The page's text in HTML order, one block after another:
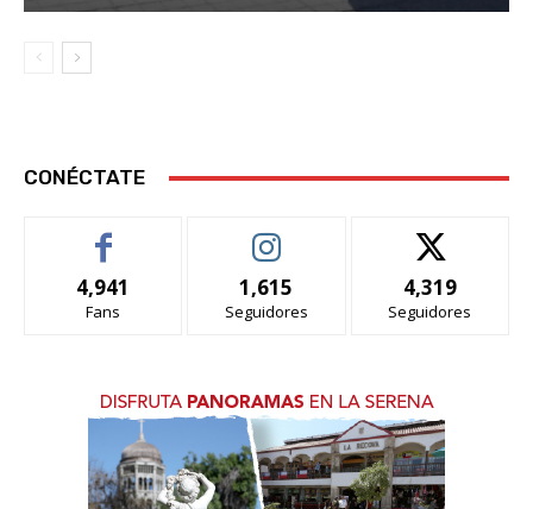
CONÉCTATE
4,941
Fans
1,615
Seguidores
4,319
Seguidores